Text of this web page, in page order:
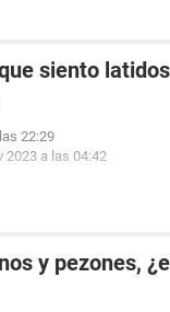
siento
22:29
2023 a las 04:42
y pezones,